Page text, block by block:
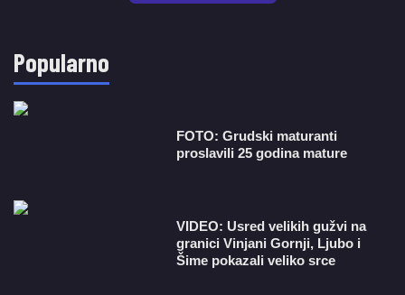
Popularno
FOTO: Grudski maturanti
proslavili 25 godina mature
VIDEO: Usred velikih gužvi na
granici Vinjani Gornji, Ljubo i
Šime pokazali veliko srce